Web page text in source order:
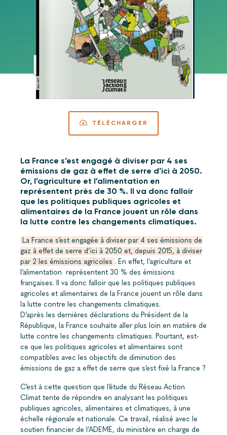
TÉLÉCHARGER
La France s’est engagé à diviser par 4 ses
émissions de gaz à effet de serre d’ici à 2050.
Or, l’agriculture et l’alimentation en
représentent près de 30 %. Il va donc falloir
que les politiques publiques agricoles et
alimentaires de la France jouent un rôle dans
la lutte contre les changements climatiques.
La France s’est engagée à diviser par 4 ses émissions de
gaz à effet de serre d’ici à 2050 et, depuis 2015, à diviser
par 2 les émissions agricoles . En effet, l’agriculture et
l’alimentation représentent 30 % des émissions
françaises. Il va donc falloir que les politiques publiques
agricoles et alimentaires de la France jouent un rôle dans
la lutte contre les changements climatiques.
D’après les dernières déclarations du Président de la
République, la France souhaite aller plus loin en matière de
lutte contre les changements climatiques. Pourtant, est-
ce que les politiques agricoles et alimentaires sont
compatibles avec les objectifs de diminution des
émissions de gaz a effet de serre que s’est fixé la France ?
C’est à cette question que l’étude du Réseau Action
Climat tente de répondre en analysant les politiques
publiques agricoles, alimentaires et climatiques, à une
échelle régionale et nationale. Ce travail, réalisé avec le
soutien financier de l’ADEME, du ministère en charge de